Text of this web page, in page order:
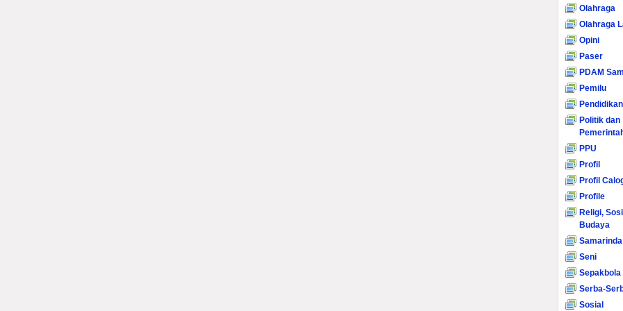
Olahraga
Olahraga
Opini
Paser
PDAM
Pemilu
Pendidikan
Politik dan
PPU
Profil
Profil
Profile
Religi,
Budaya
Samarinda
Seni
Sepakbola
Serba-
Sosial